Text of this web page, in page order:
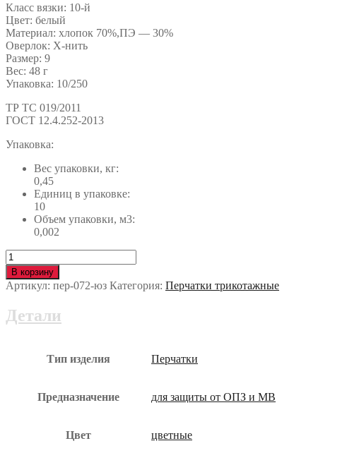
Класс вязки: 10-й
Цвет: белый
Материал: хлопок 70%,ПЭ — 30%
Оверлок: Х-нить
Размер: 9
Вес: 48 г
Упаковка: 10/250
ТР ТС 019/2011
ГОСТ 12.4.252-2013
Упаковка:
Вес упаковки, кг:
0,45
Единиц в упаковке:
10
Объем упаковки, м3:
0,002
Количество
Перчатки
х/
б
ПВХ
В корзину
Артикул: пер-072-юз Категория: Перчатки трикотажные
Детали
Тип изделия Перчатки
Предназначение для защиты от ОПЗ и МВ
Цвет цветные